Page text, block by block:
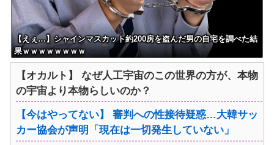
【えぇ…】シャインマスカット約200房を盗んだ男の自宅を調べた結
果ｗｗｗｗｗｗｗｗ
【オカルト】 なぜ人工宇宙のこの世界の方が、本物
の宇宙より本物らしいのか？
【今はやってない】 審判への性接待疑惑…大韓サッ
カー協会が声明「現在は一切発生していない」